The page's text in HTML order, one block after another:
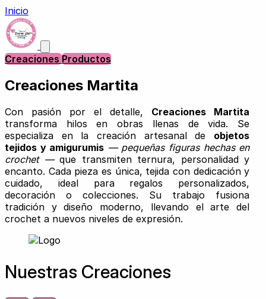
Inicio
CreacionesProductos
Creaciones Martita
Con pasión por el detalle, Creaciones Martita
transforma hilos en obras llenas de vida. Se
especializa en la creación artesanal de objetos
tejidos y amigurumis — pequeñas figuras hechas en
crochet —que transmiten ternura, personalidad y
encanto. Cada pieza es única, tejida con dedicación y
cuidado, ideal para regalos personalizados,
decoración o colecciones. Su trabajo fusiona
tradición y diseño moderno, llevando el arte del
crochet a nuevos niveles de expresión.
Nuestras Creaciones